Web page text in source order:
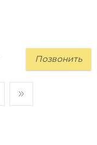
Позвонить